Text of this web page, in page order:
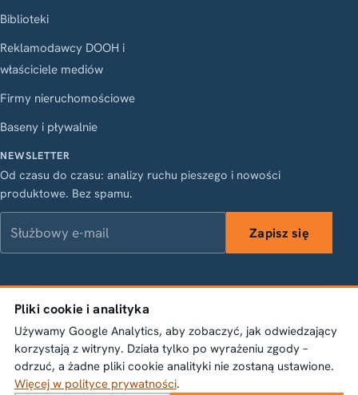
Biblioteki
Reklamodawcy DOOH i
właściciele mediów
Firmy nieruchomościowe
Baseny i pływalnie
NEWSLETTER
Od czasu do czasu: analizy ruchu pieszego i nowości
produktowe. Bez spamu.
Zapisz się
LinkedIn Instagram Facebook
Vasagatan 28, 111 20 Stockholm · Org.nr 556845-1198 ·
info@bumbeelabs.se
© 2026 Bumbee Labs AB. Wszelkie prawa zastrzeżone.
Polityka prywatnościUstawienia plików cookie
Pliki cookie i analityka
Używamy Google Analytics, aby zobaczyć, jak odwiedzający
korzystają z witryny. Działa tylko po wyrażeniu zgody –
odrzuć, a żadne pliki cookie analityki nie zostaną ustawione.
Więcej w polityce prywatności.